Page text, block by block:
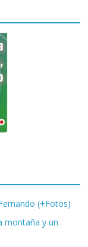
(+Fotos)
montaña y un